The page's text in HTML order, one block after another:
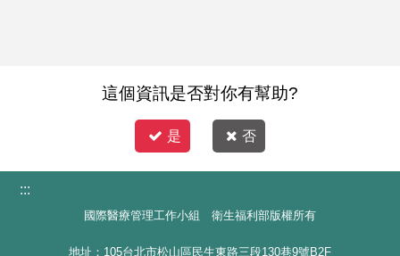
這個資訊是否對你有幫助?
是 否
:::
國際醫療管理工作小組 衛生福利部版權所有
地址：105台北市松山區民生東路三段130巷9號B2F